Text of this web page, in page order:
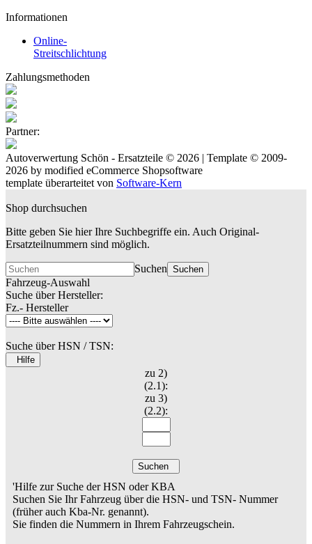
Informationen
Online-
Streitschlichtung
Zahlungsmethoden
Partner:
Autoverwertung Schön - Ersatzteile © 2026 | Template © 2009-
2026 by modified eCommerce Shopsoftware
template überarteitet von Software-Kern
Shop durchsuchen
Bitte geben Sie hier Ihre Suchbegriffe ein. Auch Original-
Ersatzteilnummern sind möglich.
Suchen Suchen
Fahrzeug-Auswahl
Suche über Hersteller:
Fz.- Hersteller
Suche über HSN / TSN:
Hilfe
zu 2)
(2.1):
zu 3)
(2.2):
Suchen
'Hilfe zur Suche der HSN oder KBA
Suchen Sie Ihr Fahrzeug über die HSN- und TSN- Nummer
(früher auch Kba-Nr. genannt).
Sie finden die Nummern in Ihrem Fahrzeugschein.